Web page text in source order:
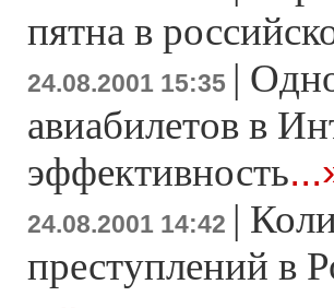
пятна в
24.08.2001 15:35 |
авиабилетов в
эффективность
24.08.2001 14:42 |
преступлений в